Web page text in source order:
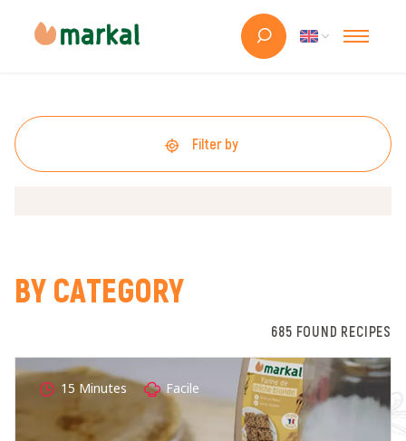
Filter by
BY CATEGORY
685 FOUND RECIPES
15 Minutes Facile